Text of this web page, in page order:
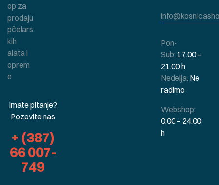
op za
prodaju
pčelars
kih
alata i
oprem
e
Imate pitanje?
Pozovite nas
+ (387)
66 007-
749
Pon-
Sub: 17.00 –
21.00 h
Nedelja: Ne
radimo
Webshop:
0.00 – 24.00
h